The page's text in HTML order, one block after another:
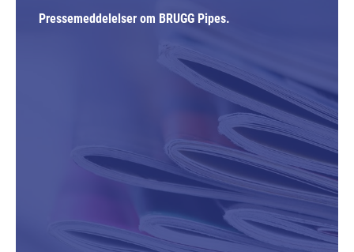
Pressemeddelelser om BRUGG Pipes.